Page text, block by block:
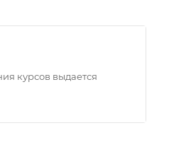
курсов выдается